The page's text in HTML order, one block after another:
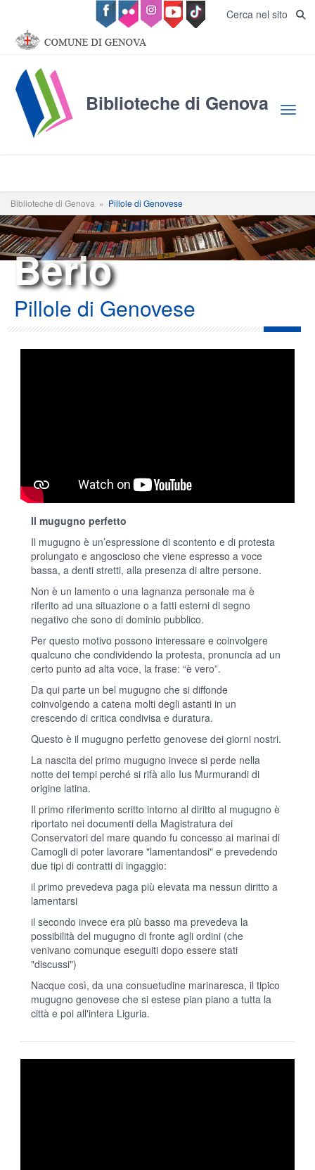
Salta al contenuto principale Cerca nel sito
Biblioteche di Genova
Biblioteche di Genova » Pillole di Genovese
Berio
Pillole di Genovese
Il mugugno perfetto
Il mugugno è un’espressione di scontento e di protesta
prolungato e angoscioso che viene espresso a voce
bassa, a denti stretti, alla presenza di altre persone.
Non è un lamento o una lagnanza personale ma è
riferito ad una situazione o a fatti esterni di segno
negativo che sono di dominio pubblico.
Per questo motivo possono interessare e coinvolgere
qualcuno che condividendo la protesta, pronuncia ad un
certo punto ad alta voce, la frase: “è vero”.
Da qui parte un bel mugugno che si diffonde
coinvolgendo a catena molti degli astanti in un
crescendo di critica condivisa e duratura.
Questo è il mugugno perfetto genovese dei giorni nostri.
La nascita del primo mugugno invece si perde nella
notte dei tempi perché si rifà allo Ius Murmurandi di
origine latina.
Il primo riferimento scritto intorno al diritto al mugugno è
riportato nei documenti della Magistratura dei
Conservatori del mare quando fu concesso ai marinai di
Camogli di poter lavorare "lamentandosi" e prevedendo
due tipi di contratti di ingaggio:
il primo prevedeva paga più elevata ma nessun diritto a
lamentarsi
il secondo invece era più basso ma prevedeva la
possibilità del mugugno di fronte agli ordini (che
venivano comunque eseguiti dopo essere stati
"discussi")
Nacque così, da una consuetudine marinaresca, il tipico
mugugno genovese che si estese pian piano a tutta la
città e poi all'intera Liguria.